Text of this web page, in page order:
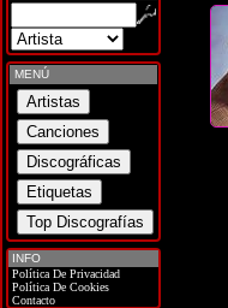
MENÚ
INFO
Política De Privacidad
Política De Cookies
Contacto